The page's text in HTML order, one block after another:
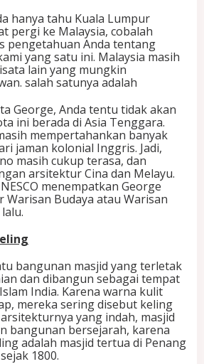
hanya tahu Kuala Lumpur
pergi ke Malaysia, cobalah
pengetahuan Anda tentang
yang satu ini. Malaysia masih
lain yang mungkin
salah satunya adalah
George, Anda tentu tidak akan
ini berada di Asia Tenggara.
mempertahankan banyak
jaman kolonial Inggris. Jadi,
masih cukup terasa, dan
arsitektur Cina dan Melayu.
menempatkan George
Warisan Budaya atau Warisan
bangunan masjid yang terletak
dan dibangun sebagai tempat
India. Karena warna kulit
mereka sering disebut keling
yang indah, masjid
bangunan bersejarah, karena
adalah masjid tertua di Penang
1800.